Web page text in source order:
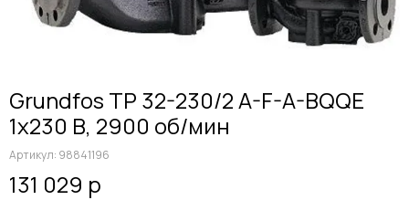
Grundfos TP 32-230/2 A-F-A-BQQE
1x230 В, 2900 об/мин
Артикул: 98841196
131 029 р